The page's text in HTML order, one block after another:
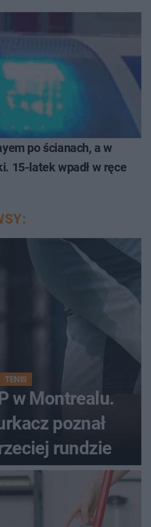
po ścianach, a w
15-latek wpadł w ręce
TENIS
w Montrealu.
poznał
rundzie